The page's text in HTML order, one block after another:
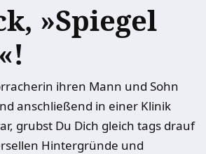
»Spiegel
ihren Mann und Sohn
anschließend in einer Klinik
grubst Du Dich gleich tags drauf
Hintergründe und